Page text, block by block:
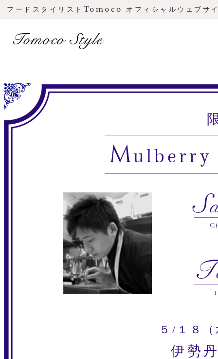
フードスタイリストTomoco オフィシャルウェブサ
Tomoco Style
Mulberry
伊勢
T
S
５/１８